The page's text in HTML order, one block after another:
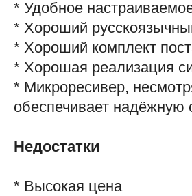
* Удобное
* Хороший
* Хороший комплект
* Хорошая реализация
* Микроресивер,
обеспечивает надёжную
Недостатки
* Высокая цена